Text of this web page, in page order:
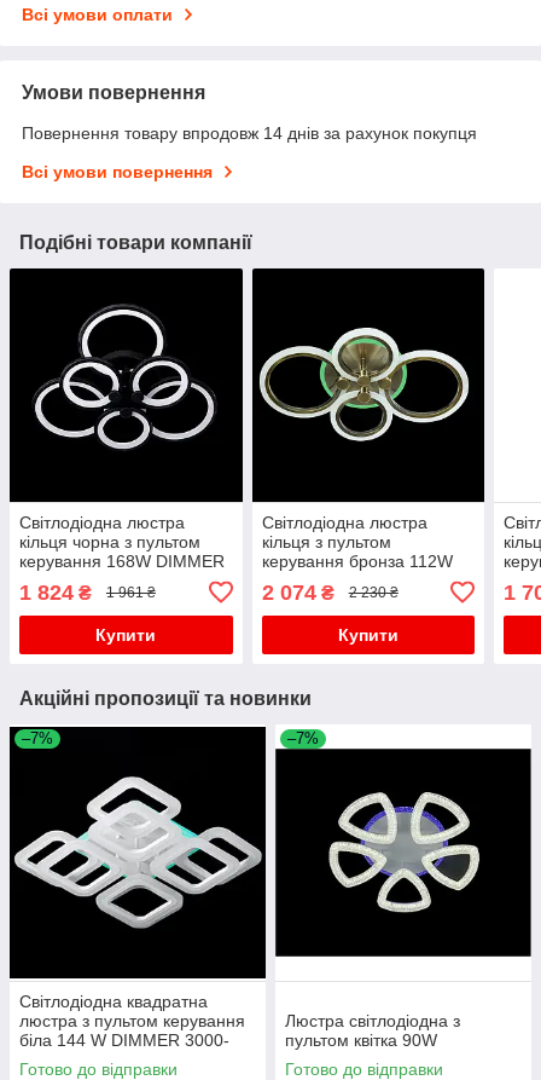
Всі умови оплати
Умови повернення
Повернення товару впродовж 14 днів за рахунок покупця
Всі умови повернення
Подібні товари компанії
Світлодіодна люстра
кільця чорна з пультом
керування 168W DIMMER
H130*L780*W570
1 824 ₴ 1 961 ₴
Купити
Світлодіодна люстра
кільця з пультом
керування бронза 112W
H900*L610*W410
2 074₴ 2 230 ₴
Купити
1
Акційні пропозиції та новинки
–7%
Світлодіодна квадратна
люстра з пультом керування
біла 144 W DIMMER 3000-
6000 H120*L450*W450
Готово до відправки
–7%
Люстра світлодіодна з
пультом квітка 90W
Готово до відправки